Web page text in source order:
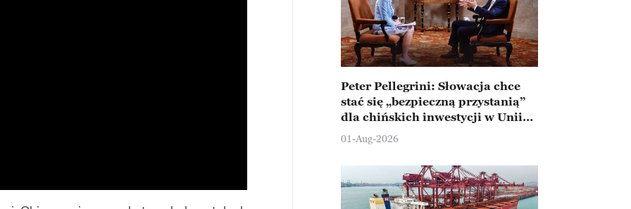
Peter Pellegrini: Słowacja chce
stać się „bezpieczną przystanią”
dla chińskich inwestycji w Unii
Europejskiej
01-Aug-2026